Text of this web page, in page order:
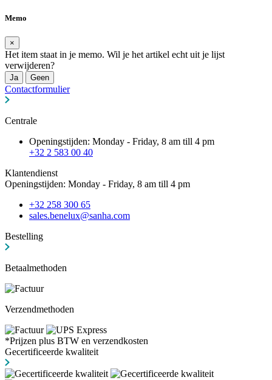
Memo
×
Het item staat in je memo. Wil je het artikel echt uit je lijst
verwijderen?
Ja Geen
Contactformulier
Centrale
Openingstijden: Monday - Friday, 8 am till 4 pm
+32 2 583 00 40
Klantendienst
Openingstijden: Monday - Friday, 8 am till 4 pm
+32 258 300 65
sales.benelux@sanha.com
Bestelling
Betaalmethoden
Verzendmethoden
*Prijzen plus BTW en verzendkosten
Gecertificeerde kwaliteit